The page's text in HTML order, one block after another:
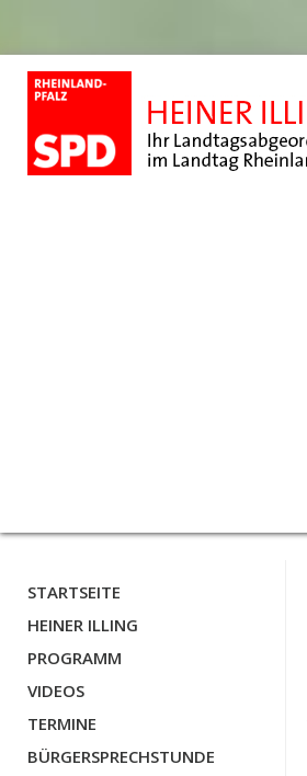
STARTSEITE
HEINER ILLING
PROGRAMM
VIDEOS
TERMINE
BÜRGERSPRECHSTUNDE